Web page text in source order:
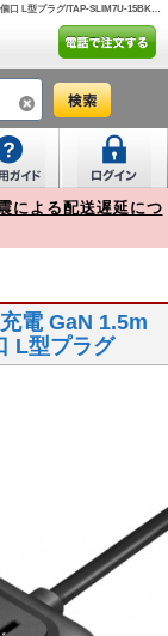
薄型 電源タップ USB PD 100W 急速充電 GaN 1.5mコード USB-C×2 USB A×1 AC×2個口 L型プラグ/TAP-SLIM7U-15BK【テレビアクセサリー市場】
による配送遅延につ
電 GaN 1.5m
L型プラグ